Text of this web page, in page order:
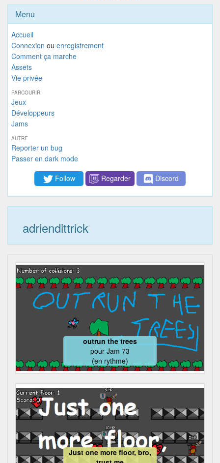
Menu
Accueil
Connexion ou enregistrement
Comment ça marche
Assets
Vie privée
PARCOURIR
Jeux
Développeurs
Jams
AUTRE
Reporter un bug
Passer en dark mode
Follow
Regarder Discord
adriendittrick
outrun the trees
pour Jam 73
(en rythme)
Just one more floor, bro,